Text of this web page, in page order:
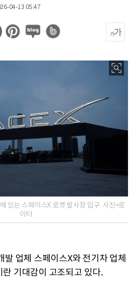
04-13 05:47
있는 스페이스X 로켓 발사장 입구. 사진=로
이터
발 업체 스페이스X와 전기차 업체
기대감이 고조되고 있다.